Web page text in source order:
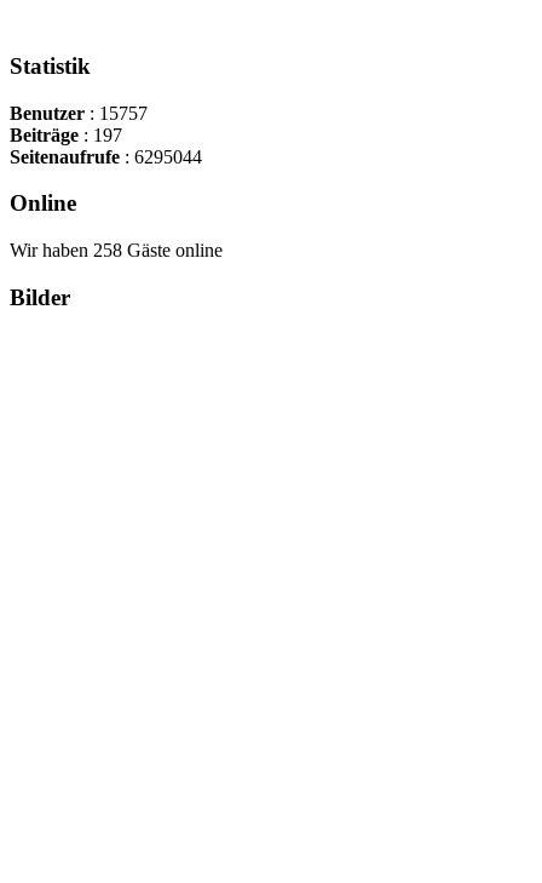
Statistik
Benutzer : 15757
Beiträge : 197
Seitenaufrufe : 6295044
Online
Wir haben 258 Gäste online
Bilder